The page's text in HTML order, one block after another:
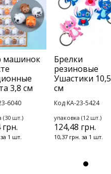
машинок
3,8 см
6040
(30 шт.)
грн.
1 шт.
Брелки
резиновые
Ушастики 10,5
см
Код KA-23-5424
упаковка (12 шт.)
124,48 грн.
10,37 грн. за 1 шт.